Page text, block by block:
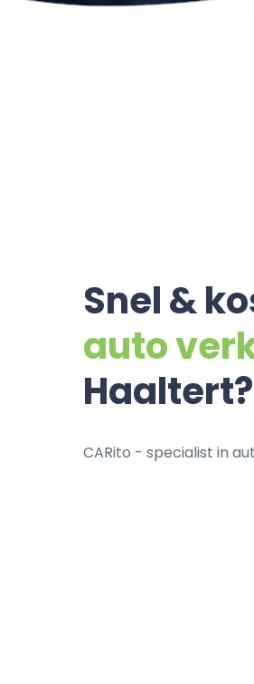
Snel &
auto
Haaltert?
CARito - specialist in